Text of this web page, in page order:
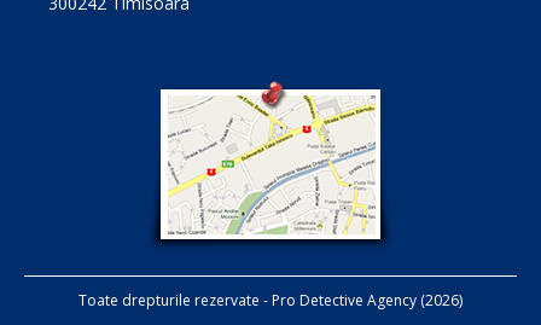
Toate drepturile rezervate - Pro Detective Agency (2026)